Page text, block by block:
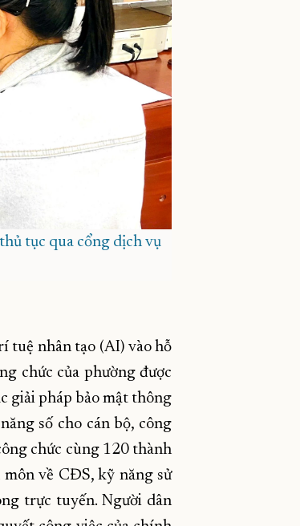
tục qua cổng dịch vụ
tuệ nhân tạo (AI) vào hỗ
chức của phường được
giải pháp bảo mật thông
số cho cán bộ, công
chức cùng 120 thành
về CĐS, kỹ năng sử
trực tuyến. Người dân